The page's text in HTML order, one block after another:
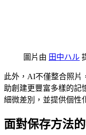
圖片由 田中ハル
此外，AI不僅整合照片
助創建更豐富多樣的記
細微差別，並提供個性
面對保存方法